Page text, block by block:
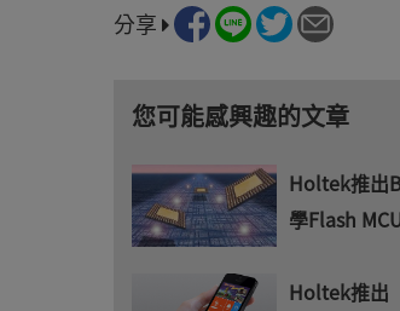
分享
您可能感興趣的文章
Holtek推出
學Flash
Holtek推出